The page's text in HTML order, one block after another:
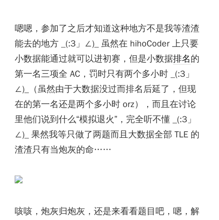
嗯嗯，参加了之后才知道这种地方不是我等渣渣
能去的地方 _(:3」∠)_ 虽然在 hihoCoder 上只要
小数据能通过就可以进初赛，但是小数据排名的
第一名三项全 AC，罚时只有两个多小时 _(:3」
∠)_（虽然由于大数据没过而排名后延了，但现
在的第一名还是两个多小时 orz），而且在讨论
里他们说到什么“模拟退火”，完全听不懂 _(:3」
∠)_ 果然我等只做了两题而且大数据全部 TLE 的
渣渣只有当炮灰的命……
咳咳，炮灰归炮灰，还是来看看题目吧，嗯，解